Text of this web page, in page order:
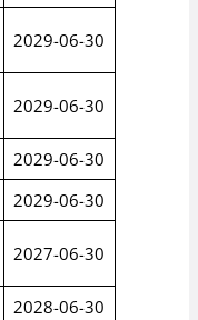
2029-06-30
2029-06-30
2029-06-30
2029-06-30
2027-06-30
2028-06-30